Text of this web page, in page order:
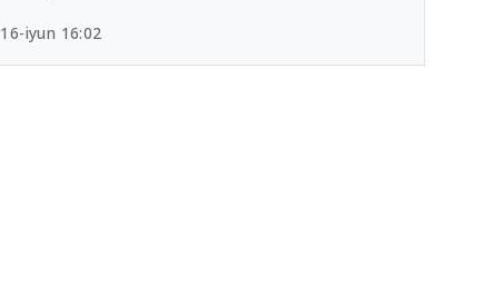
16-iyun 16:02